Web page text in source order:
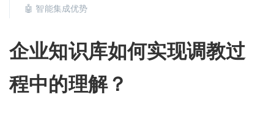
企业知识库如何实现调教过
程中的理解？
🤖 智能集成优势